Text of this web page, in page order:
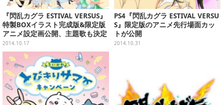
『閃乱カグラ ESTIVAL VERSUS』
特製BOXイラスト完成版&限定版
アニメ設定画公開、主題歌も決定
2014.10.17
PS4『閃乱カグラ ESTIVAL VERSU
S』限定版のアニメ先行場面カッ
トが公開
2014.10.31